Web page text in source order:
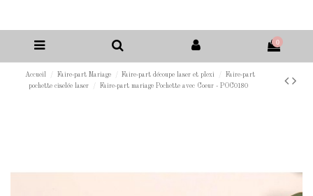
0
Accueil Faire-part Mariage Faire-part découpe laser et plexi
Faire-part
pochette ciselée laser
Faire-part mariage Pochette avec Coeur - POC0180